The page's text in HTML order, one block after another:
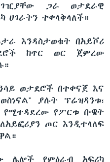
ጋራ ወታደራዊ
ሀገራትን ተቀላቅላለች።
እንዳስታወቁት በአይቮሪ
ከጥር ወር ጀምረው
ወታደሮች በተቀናጀ እና
ያሉት ፕሬዝዳንቱ፣
የሚተዳደረው የፖርቱ ቡዌት
ጦር እንዲተላለፍ
ሌሎች የምዕራብ አፍሪካ